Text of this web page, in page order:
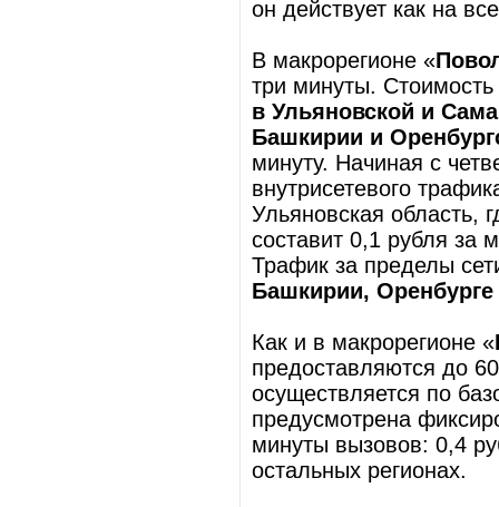
он действует как на
В макрорегионе «
три минуты.
в Ульяновской и
Башкирии и
минуту. Начиная с
внутрисетевого
Ульяновская область,
составит 0,1 рубля за
Трафик за пределы
Башкирии, Оренбурге
Как и в макрорегионе «
предоставляются до
осуществляется по
предусмотрена
минуты вызовов: 0,4
остальных регионах.